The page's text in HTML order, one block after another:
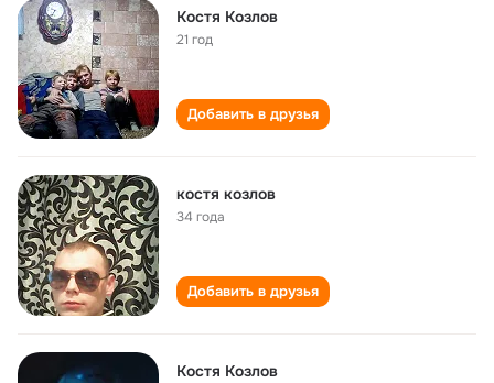
Костя Козлов
21 год
Добавить в друзья
костя козлов
34 года
Добавить в друзья
Костя Козлов